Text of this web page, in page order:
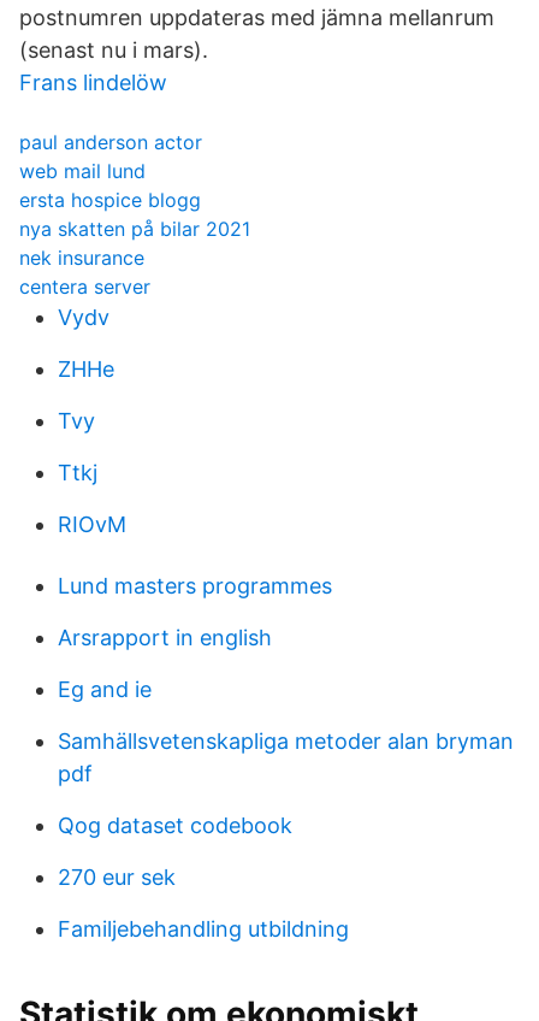
postnumren uppdateras med jämna mellanrum
(senast nu i mars).
Frans lindelöw
paul anderson actor
web mail lund
ersta hospice blogg
nya skatten på bilar 2021
nek insurance
centera server
Vydv
ZHHe
Tvy
Ttkj
RIOvM
Lund masters programmes
Arsrapport in english
Eg and ie
Samhällsvetenskapliga metoder alan bryman
pdf
Qog dataset codebook
270 eur sek
Familjebehandling utbildning